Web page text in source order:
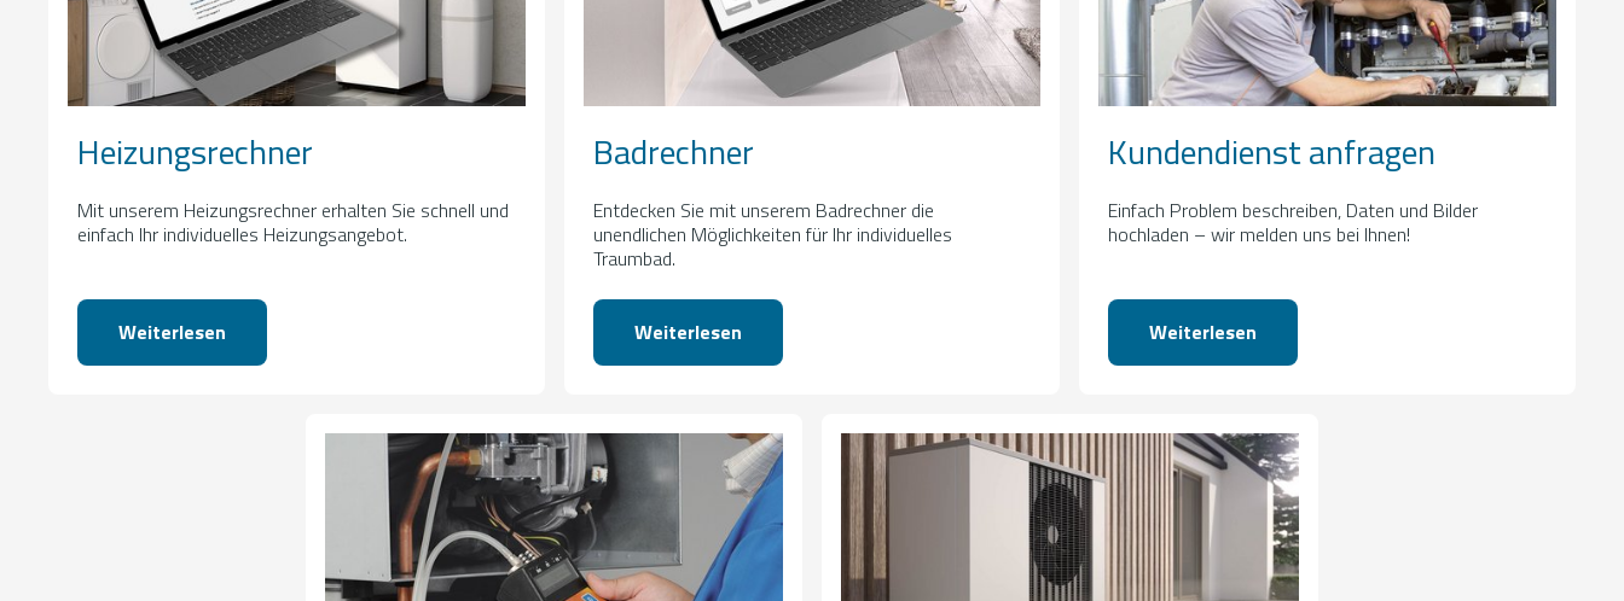
Heizungsrechner
Mit unserem Heizungsrechner erhalten Sie schnell und
einfach Ihr individuelles Heizungsangebot.
Weiterlesen
Badrechner
Entdecken Sie mit unserem Badrechner die
unendlichen Möglichkeiten für Ihr individuelles
Traumbad.
Weiterlesen
Kundendienst anfragen
Einfach Problem beschreiben, Daten und Bilder
hochladen – wir melden uns bei Ihnen!
Weiterlesen